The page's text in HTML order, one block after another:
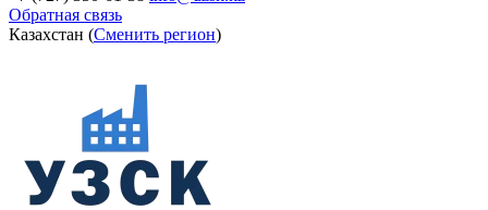
Обратная связь
Казахстан (Сменить регион)